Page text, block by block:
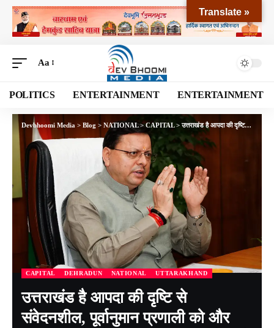
Aa
POLITICS ENTERTAINMENT ENTERTAINMENT
Devbhoomi Media > Blog > NATIONAL>CAPITAL>उत्तराखंड है आपदा की दृष्टि से संवेदनशील, पूर्वानुमान प्रणाली को और मजबूत करने की जरूरत – मुख्यमंत्री धामी
CAPITAL DEHRADUN NATIONAL UTTARAKHAND
उत्तराखंड है आपदा की दृष्टि से
संवेदनशील, पूर्वानुमान प्रणाली को और
Translate »